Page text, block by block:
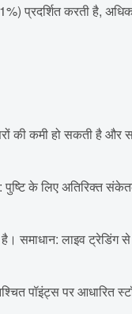
प्रदर्शित करती है,
की कमी हो सकती है और
के लिए अतिरिक्त
समाधान: लाइव ट्रेडिंग
पॉइंट्स पर आधारित